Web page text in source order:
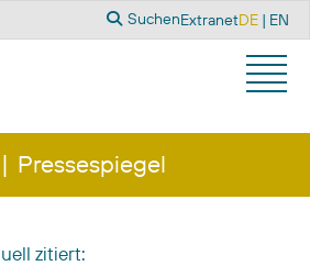
Suchen
SuchenExtranetSprache
DE EN
Pressespiegel
zitiert: